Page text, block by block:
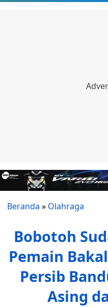
Beranda » Olahraga
Bobotoh
Pemain
Persib
Asing